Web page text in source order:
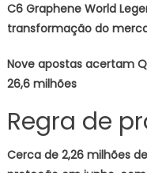
C6 Graphene World
transformação do
Nove apostas acertam
26,6 milhões
Regra de
Cerca de 2,26 milhões